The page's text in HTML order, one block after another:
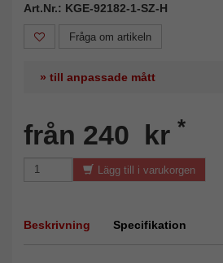
Art.Nr.: KGE-92182-1-SZ-H
Fråga om artikeln
» till anpassade mått
från 240 kr *
Lägg till i varukorgen
Beskrivning Specifikation